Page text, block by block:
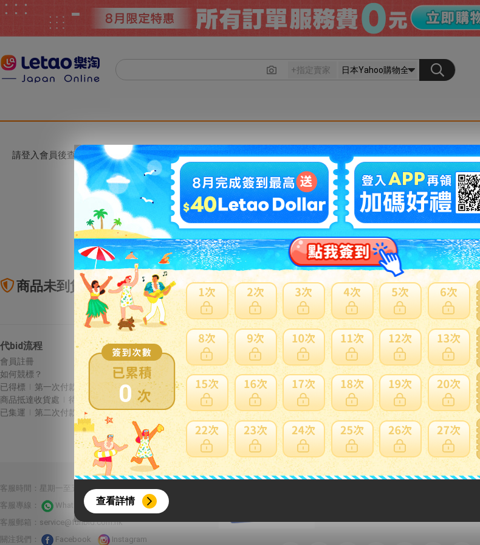
0
查看詳情
請登入會員後查看。
會員登入
商品未到貨全額理賠 賣家寄錯全額處理
代bid流程
會員註冊
如何競標？
已得標
第一次付款
商品抵達收貨處
待集運
已集運
第二次付款
Letao保障
商品未到貨全額理賠
賣家寄錯全額處理
運送損壞全額理賠
全透明資訊及費用
支付方式
FPS 轉數快 / Tap & Go 拍住賞 - FPS
銀行過數
Payme
自取點現金儲值
Alipay HK
信用卡
客服時間：星期一至五 10:00-22:00 星期六至日13:00-22:00
客服專線：
Whatsapp 線上客服
客服郵箱： service@funbid.com.hk
關注我們：
Facebook Instagram